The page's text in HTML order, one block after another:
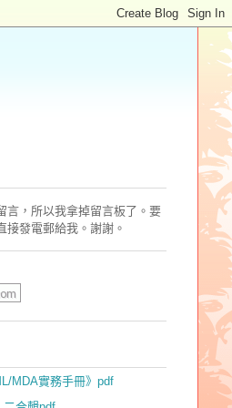
言，所以我拿掉留言板了。要
接發電郵給我。謝謝。
MDA實務手冊》pdf